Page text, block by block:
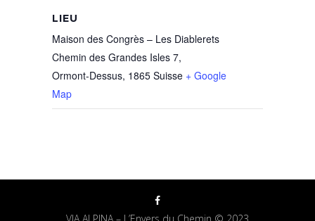
LIEU
Maison des Congrès – Les Diablerets
Chemin des Grandes Isles 7,
Ormont-Dessus, 1865 Suisse + Google
Map